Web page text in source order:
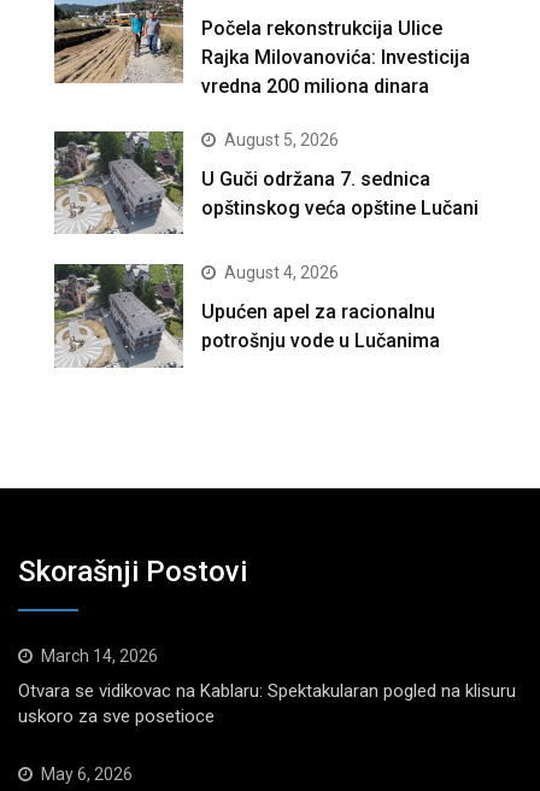
Počela rekonstrukcija Ulice
Rajka Milovanovića: Investicija
vredna 200 miliona dinara
August 5, 2026
U Guči održana 7. sednica
opštinskog veća opštine Lučani
August 4, 2026
Upućen apel za racionalnu
potrošnju vode u Lučanima
Skorašnji Postovi
March 14, 2026
Otvara se vidikovac na Kablaru: Spektakularan pogled na klisuru
uskoro za sve posetioce
May 6, 2026